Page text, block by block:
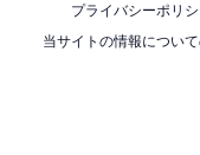
プライバシーポリ
当サイトの情報につい